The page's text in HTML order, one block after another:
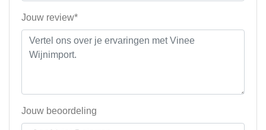
Jouw review*
Jouw beoordeling